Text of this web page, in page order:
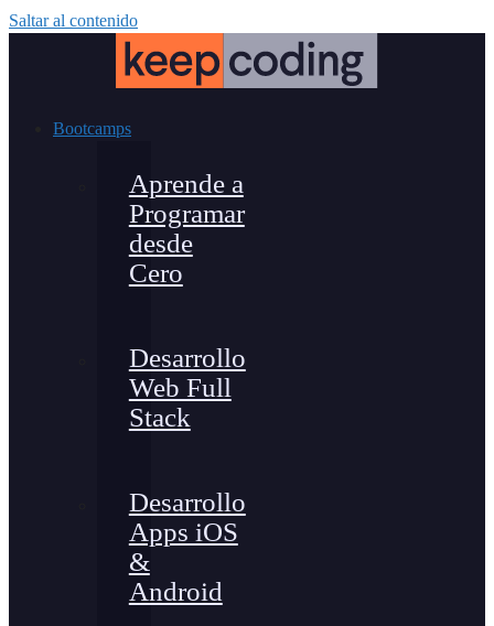
Saltar al contenido
Bootcamps
Aprende a
Programar
desde
Cero
Desarrollo
Web Full
Stack
Desarrollo
Apps iOS
&
Android